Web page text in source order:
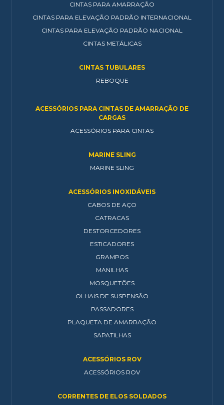
CINTAS PARA AMARRAÇÃO
CINTAS PARA ELEVAÇÃO PADRÃO INTERNACIONAL
CINTAS PARA ELEVAÇÃO PADRÃO NACIONAL
CINTAS METÁLICAS
CINTAS TUBULARES
REBOQUE
ACESSÓRIOS PARA CINTAS DE AMARRAÇÃO DE
CARGAS
ACESSÓRIOS PARA CINTAS
MARINE SLING
MARINE SLING
ACESSÓRIOS INOXIDÁVEIS
CABOS DE AÇO
CATRACAS
DESTORCEDORES
ESTICADORES
GRAMPOS
MANILHAS
MOSQUETÕES
OLHAIS DE SUSPENSÃO
PASSADORES
PLAQUETA DE AMARRAÇÃO
SAPATILHAS
ACESSÓRIOS ROV
ACESSÓRIOS ROV
CORRENTES DE ELOS SOLDADOS